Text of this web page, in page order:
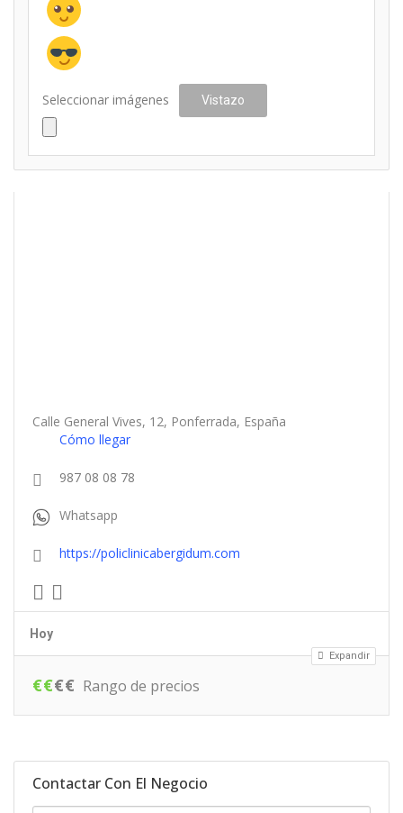
Seleccionar imágenes Vistazo
Calle General Vives, 12, Ponferrada, España
Cómo llegar
987 08 08 78
Whatsapp
https://policlinicabergidum.com
Hoy
Expandir
€€€€ Rango de precios
Contactar Con El Negocio